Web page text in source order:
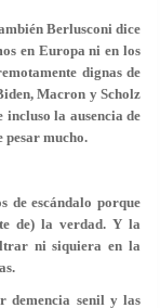
Berlusconi dice
en Europa ni en los
dignas de
Macron y Scholz
incluso la ausencia de
pesar mucho.
de escándalo porque
de) la verdad. Y la
ni siquiera en la
demencia senil y las